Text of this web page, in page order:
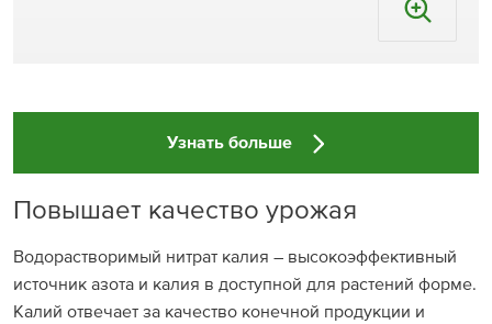
Узнать больше
Повышает качество урожая
Водорастворимый нитрат калия – высокоэффективный
источник азота и калия в доступной для растений форме.
Калий отвечает за качество конечной продукции и